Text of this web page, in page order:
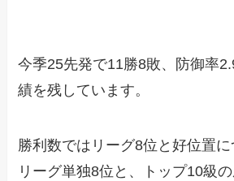
今季25先発で11勝8敗、防御率
績を残しています。
勝利数ではリーグ8位と好位置
リーグ単独8位と、トップ10級